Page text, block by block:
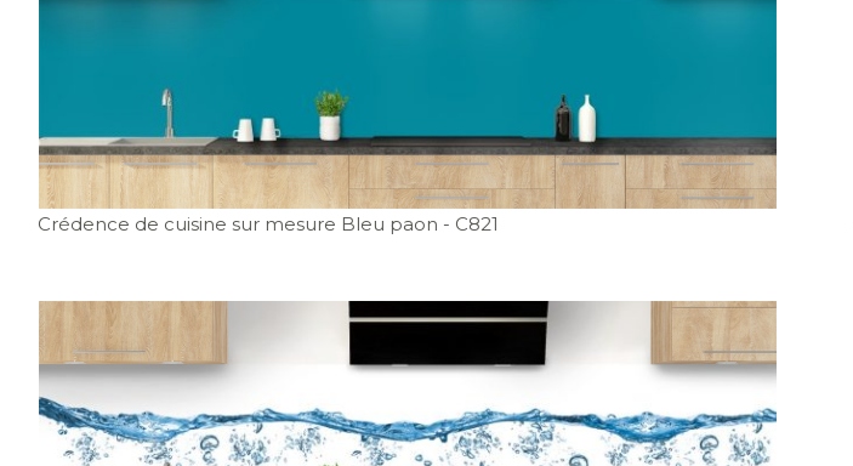
Crédence de cuisine sur mesure Bleu paon - C821